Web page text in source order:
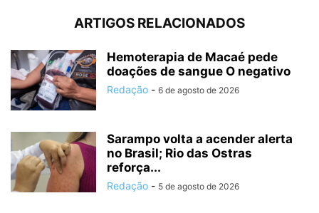
ARTIGOS RELACIONADOS
Hemoterapia de Macaé pede
doações de sangue O negativo
Redação - 6 de agosto de 2026
Sarampo volta a acender alerta
no Brasil; Rio das Ostras
reforça...
Redação - 5 de agosto de 2026